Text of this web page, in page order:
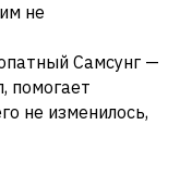
не
Самсунг —
помогает
не изменилось,